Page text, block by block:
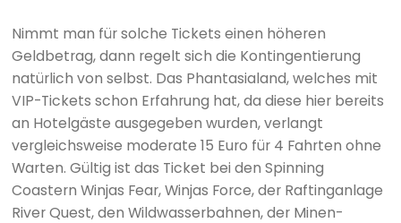
Nimmt man für solche Tickets einen höheren
Geldbetrag, dann regelt sich die Kontingentierung
natürlich von selbst. Das Phantasialand, welches mit
VIP-Tickets schon Erfahrung hat, da diese hier bereits
an Hotelgäste ausgegeben wurden, verlangt
vergleichsweise moderate 15 Euro für 4 Fahrten ohne
Warten. Gültig ist das Ticket bei den Spinning
Coastern Winjas Fear, Winjas Force, der Raftinganlage
River Quest, den Wildwasserbahnen, der Minen-